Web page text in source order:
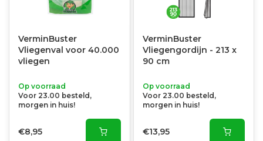
VerminBuster
Vliegenval voor 40.000
vliegen
Op voorraad
Voor 23.00 besteld,
morgen in huis!
€8,95
VerminBuster
Vliegengordijn - 213 x
90 cm
Op voorraad
Voor 23.00 besteld,
morgen in huis!
€13,95